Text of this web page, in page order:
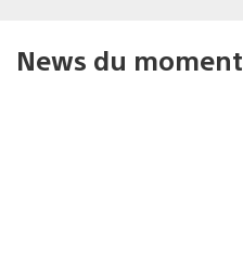
News du moment